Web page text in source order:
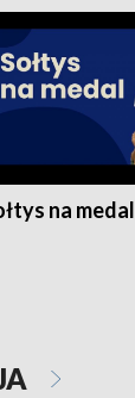
na medal